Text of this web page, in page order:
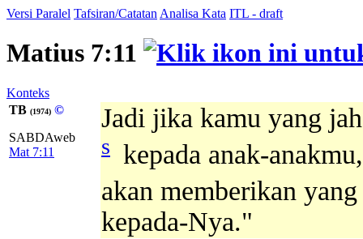
Versi Paralel Tafsiran/Catatan Analisa Kata ITL - draft
Matius 7:11
Konteks
TB (1974) ©
SABDAweb
Mat 7:11
Jadi jika kamu yang
s kepada anak-
akan memberikan
kepada-Nya."